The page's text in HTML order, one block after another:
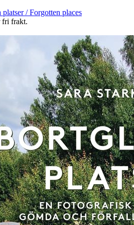
/ Forgotten places
fri frakt.